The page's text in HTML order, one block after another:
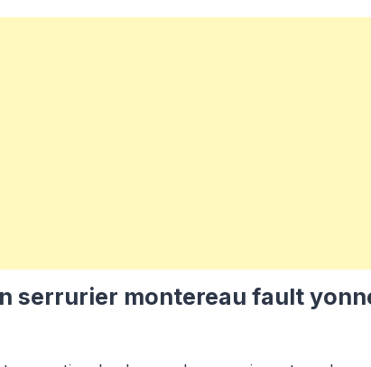
serrurier montereau fault